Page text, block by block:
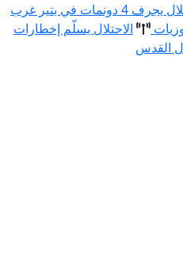
الاحتلال يجرف 4 دونمات في بتير غرب
الاحتلال يسلّم إخطارات
القدس